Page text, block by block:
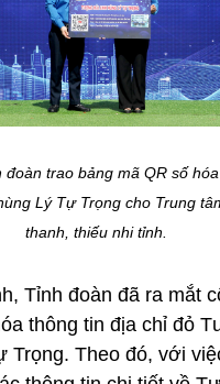
đoàn trao bảng mã QR số
Lý Tự Trọng cho Trung
thanh, thiếu nhi tỉnh.
Tỉnh đoàn đã ra mắt
thông tin địa chỉ đỏ
Trọng. Theo đó, với